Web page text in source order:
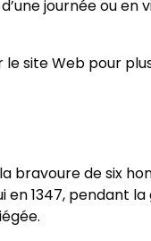
journée ou en
site Web pour
bravoure de six
en 1347, pendant